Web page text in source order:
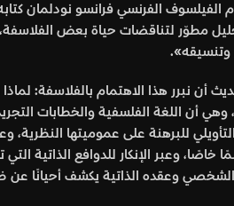
مطوّر لتناقضات حياة بعض
وتنسيقه».
أن نبرر هذا الاهتمام بالفلاسفة:
أن اللغة الفلسفية والخطابات
للبرهنة على عموميتها
وعبر الإنكار للدوافع الذاتية التي
وعقده الذاتية يكشف أحيانًا